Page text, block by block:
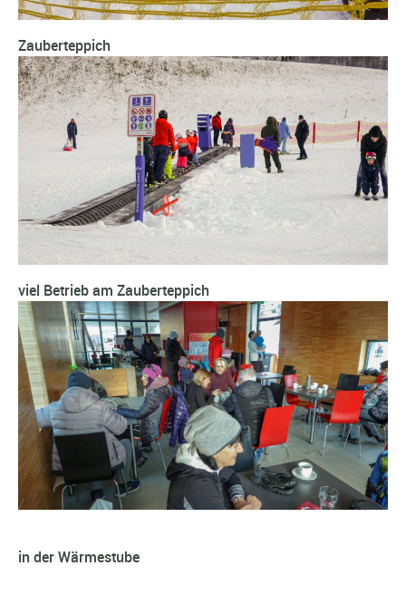
Zauberteppich
viel Betrieb am Zauberteppich
in der Wärmestube